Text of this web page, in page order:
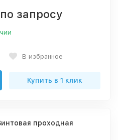
запросу
В избранное
Купить в 1 клик
проходная